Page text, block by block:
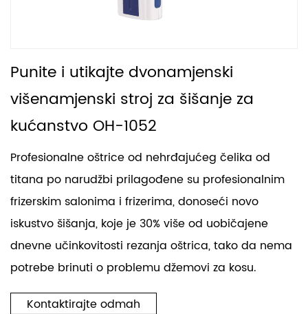
Punite i utikajte dvonamjenski
višenamjenski stroj za šišanje za
kućanstvo OH-1052
Profesionalne oštrice od nehrđajućeg čelika od
titana po narudžbi prilagođene su profesionalnim
frizerskim salonima i frizerima, donoseći novo
iskustvo šišanja, koje je 30% više od uobičajene
dnevne učinkovitosti rezanja oštrica, tako da nema
potrebe brinuti o problemu džemovi za kosu.
Kontaktirajte odmah